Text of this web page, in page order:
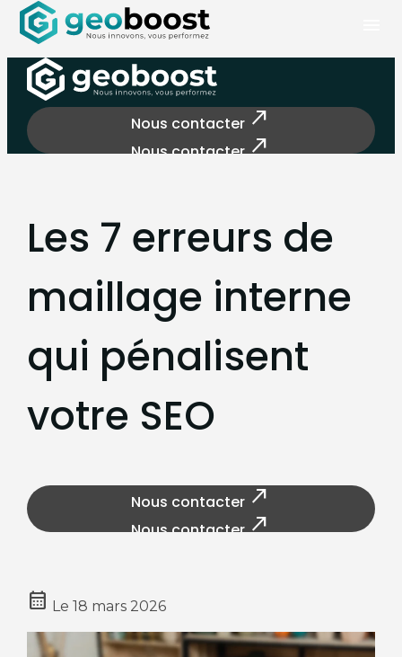
Nous contacter north_east
Nous contacternorth_east
Les 7 erreurs de
maillage interne
qui pénalisent
votre SEO
Nous contacter north_east
Nous contacternorth_east
calendar_month Le 18 mars 2026
Panneau de gestion des cookies